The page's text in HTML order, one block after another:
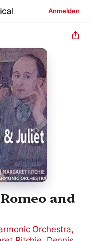
Anmelden
and
Orchestra,